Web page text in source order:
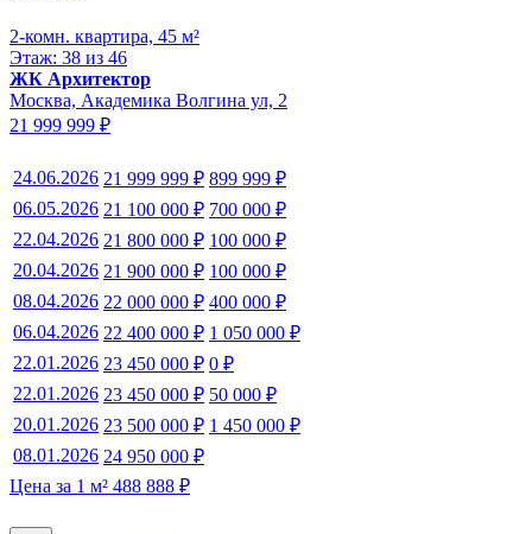
2-комн. квартира, 45 м²
Этаж: 38 из 46
ЖК Архитектор
Москва, Академика Волгина ул, 2
21 999 999 ₽
24.06.2026 21 999 999 ₽ 899 999 ₽
06.05.2026 21 100 000 ₽ 700 000 ₽
22.04.2026 21 800 000 ₽ 100 000 ₽
20.04.2026 21 900 000 ₽ 100 000 ₽
08.04.2026 22 000 000 ₽ 400 000 ₽
06.04.2026 22 400 000 ₽ 1 050 000 ₽
22.01.2026 23 450 000 ₽ 0 ₽
22.01.2026 23 450 000 ₽ 50 000 ₽
20.01.2026 23 500 000 ₽ 1 450 000 ₽
08.01.2026 24 950 000 ₽
Цена за 1 м² 488 888 ₽